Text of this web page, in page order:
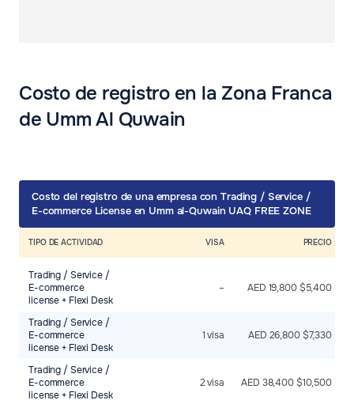
Costo de registro en la Zona Franca
de Umm Al Quwain
Costo del registro de una empresa con Trading / Service /
E-commerce License en Umm al-Quwain UAQ FREE ZONE
TIPO DE ACTIVIDAD VISA PRECIO
Trading / Service /
E-commerce
license + Flexi Desk
– AED 19,800 $5,400
Trading / Service /
E-commerce
license + Flexi Desk
1 visa AED 26,800 $7,330
Trading / Service /
E-commerce
license + Flexi Desk
2 visa AED 38,400 $10,500